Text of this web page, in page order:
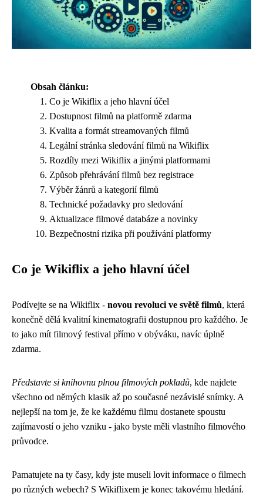
Obsah článku:
Co je Wikiflix a jeho hlavní účel
Dostupnost filmů na platformě zdarma
Kvalita a formát streamovaných filmů
Legální stránka sledování filmů na Wikiflix
Rozdíly mezi Wikiflix a jinými platformami
Způsob přehrávání filmů bez registrace
Výběr žánrů a kategorií filmů
Technické požadavky pro sledování
Aktualizace filmové databáze a novinky
Bezpečnostní rizika při používání platformy
Co je Wikiflix a jeho hlavní účel
Podívejte se na Wikiflix - novou revoluci ve světě filmů, která
konečně dělá kvalitní kinematografii dostupnou pro každého. Je
to jako mít filmový festival přímo v obýváku, navíc úplně
zdarma.
Představte si knihovnu plnou filmových pokladů, kde najdete
všechno od němých klasik až po současné nezávislé snímky. A
nejlepší na tom je, že ke každému filmu dostanete spoustu
zajímavostí o jeho vzniku - jako byste měli vlastního filmového
průvodce.
Pamatujete na ty časy, kdy jste museli lovit informace o filmech
po různých webech? S Wikiflixem je konec takovému hledání.